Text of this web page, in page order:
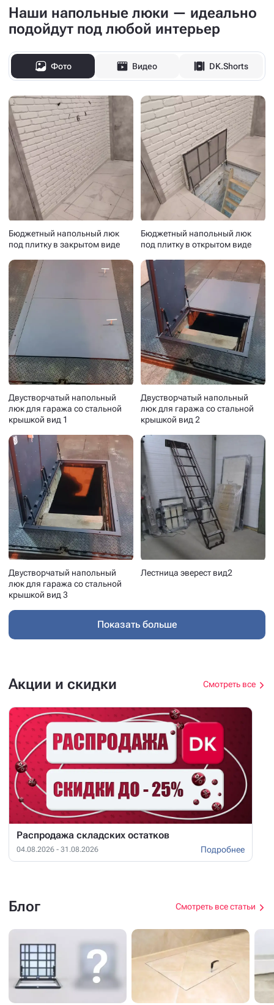
Наши напольные люки — идеально
подойдут под любой интерьер
Фото Видео DK.Shorts
Бюджетный напольный люк
под плитку в закрытом виде
Бюджетный напольный люк
под плитку в открытом виде
Двустворчатый напольный
люк для гаража со стальной
крышкой вид 1
Двустворчатый напольный
люк для гаража со стальной
крышкой вид 2
Двустворчатый напольный
люк для гаража со стальной
крышкой вид 3
Лестница эверест вид2
Показать больше
Акции и скидки Смотреть все
Распродажа складских остатков
04.08.2026 - 31.08.2026 Подробнее
Блог Смотреть все статьи